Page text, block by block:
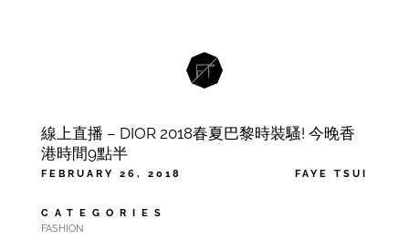
線上直播 – DIOR 2018春夏巴黎時裝騷! 今晚香
港時間9點半
FEBRUARY 26, 2018 FAYE TSUI
CATEGORIES
FASHION